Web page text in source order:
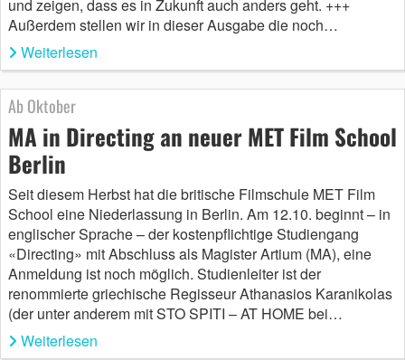
und zeigen, dass es in Zukunft auch anders geht. +++
Außerdem stellen wir in dieser Ausgabe die noch…
Weiterlesen
Ab Oktober
MA in Directing an neuer MET Film School
Berlin
Seit diesem Herbst hat die britische Filmschule MET Film
School eine Niederlassung in Berlin. Am 12.10. beginnt – in
englischer Sprache – der kostenpflichtige Studiengang
«Directing» mit Abschluss als Magister Artium (MA), eine
Anmeldung ist noch möglich. Studienleiter ist der
renommierte griechische Regisseur Athanasios Karanikolas
(der unter anderem mit STO SPITI – AT HOME bei…
Weiterlesen